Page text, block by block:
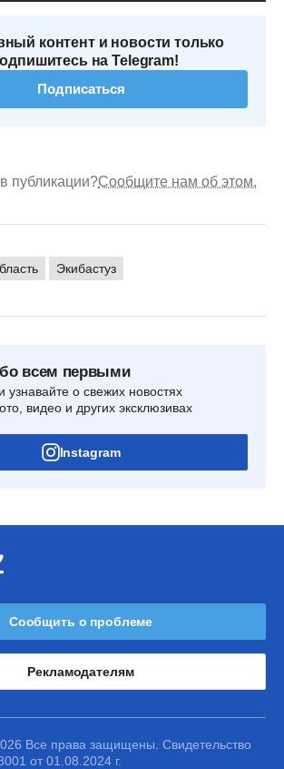
контент и новости только
на Telegram!
Подписаться
публикации?Сообщите нам об этом.
Экибастуз
всем первыми
узнавайте о свежих новостях
видео и других эксклюзивах
Instagram
Сообщить о проблеме
Рекламодателям
Все права защищены. Свидетельство
от 01.08.2024 г.